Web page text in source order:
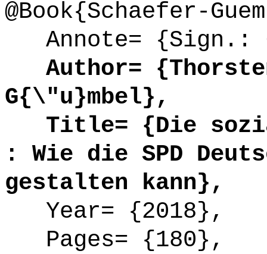
@Book{Schaefer-
Annote= {Sign.:
Author=
G{\"u}mbel},
Title= {Die
: Wie die SPD
gestalten kann},
Year= {2018},
Pages= {180},